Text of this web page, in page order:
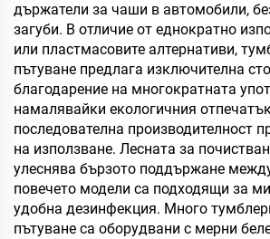
държатели за чаши в автомобили,
загуби. В отличие от еднократно
или пластмасовите алтернативи,
пътуване предлага изключителна
благодарение на многократната
намалявайки екологичния
последователна производителност
на използване. Лесната за
улеснява бързото поддържане
повечето модели са подходящи за
удобна дезинфекция. Много
пътуване са оборудвани с мерни